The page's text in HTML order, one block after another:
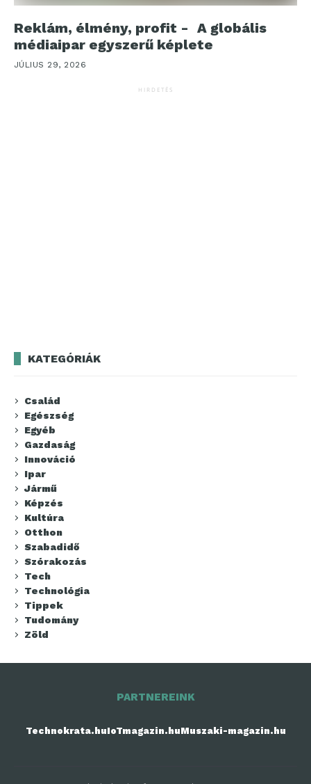
Reklám, élmény, profit - A globális
médiaipar egyszerű képlete
JÚLIUS 29, 2026
HIRDETÉS
KATEGÓRIÁK
Család
Egészség
Egyéb
Gazdaság
Innováció
Ipar
Jármű
Képzés
Kultúra
Otthon
Szabadidő
Szórakozás
Tech
Technológia
Tippek
Tudomány
Zöld
PARTNEREINK
Technokrata.huIoTmagazin.huMuszaki-magazin.hu